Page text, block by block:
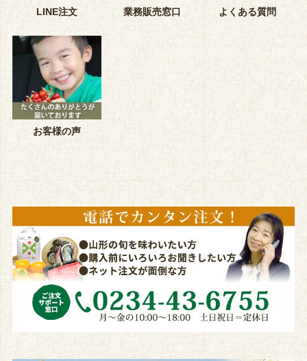
LINE注文 業務販売窓口 よくある質問
お客様の声